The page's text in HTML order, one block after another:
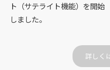
ト（サテライト機能）を開始
しました。
詳しく